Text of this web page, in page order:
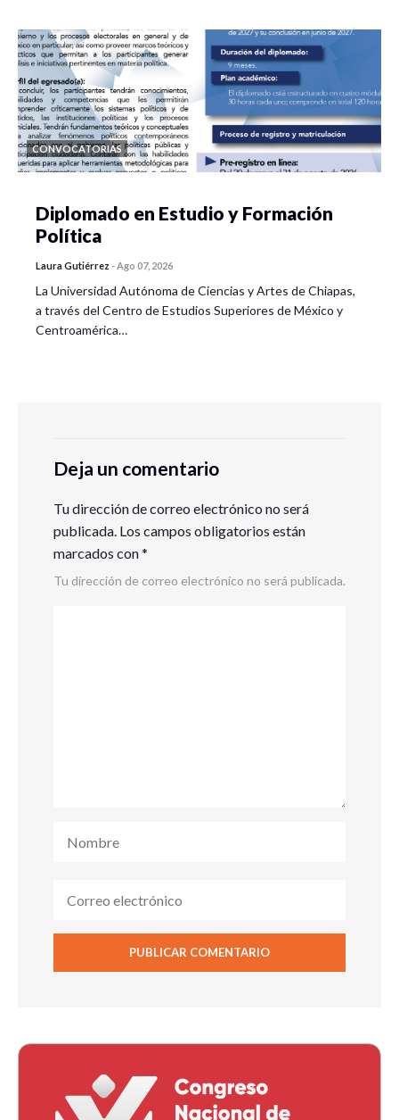
CONVOCATORIAS
Diplomado en Estudio y Formación
Política
Laura Gutiérrez -Ago 07, 2026
La Universidad Autónoma de Ciencias y Artes de Chiapas,
a través del Centro de Estudios Superiores de México y
Centroamérica…
Deja un comentario
Tu dirección de correo electrónico no será
publicada. Los campos obligatorios están
marcados con*
Tu dirección de correo electrónico no será publicada.